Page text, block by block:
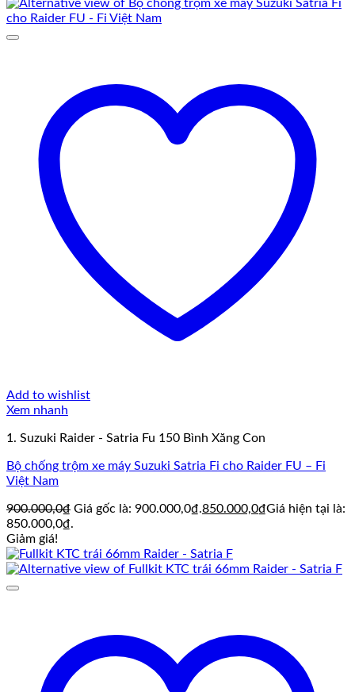
Add to wishlist
Xem nhanh
1. Suzuki Raider - Satria Fu 150 Bình Xăng Con
Bộ chống trộm xe máy Suzuki Satria Fi cho Raider FU – Fi
Việt Nam
900.000,0₫ Giá gốc là: 900.000,0₫.850.000,0₫Giá hiện tại là:
850.000,0₫.
Giảm giá!